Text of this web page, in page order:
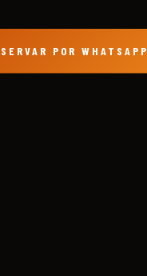
POR WHATSAPP